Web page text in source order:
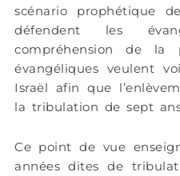
scénario prophétique
défendent les
compréhension de la
évangéliques veulent
Israël afin que
la tribulation de sept
Ce point de vue
années dites de